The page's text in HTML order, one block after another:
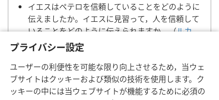
プライバシー設定
ユーザーの利便性を可能な限り向上させるため，当ウェ
ブサイトはクッキーおよび類似の技術を使用します。ク
ッキーの中には当ウェブサイトが機能するために必須の
イエスはペテロを信頼していることをどのように
伝えましたか。イエスに見習って，人を信頼して
いることをどのように伝えられますか。（ルカ
22:31，32
）